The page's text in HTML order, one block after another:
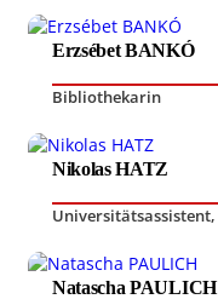
Erzsébet BANKÓ
Bibliothekarin
Nikolas HATZ
Universitätsassistent,
Natascha PAULICH